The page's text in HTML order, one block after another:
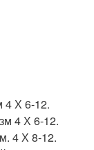
4 Х 6-12.
4 Х 6-12.
4 Х 8-12.